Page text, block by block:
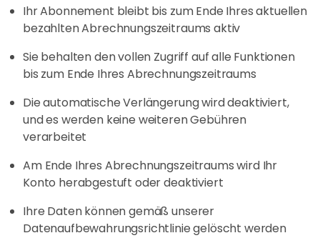
Ihr Abonnement bleibt bis zum Ende Ihres aktuellen
bezahlten Abrechnungszeitraums aktiv
Sie behalten den vollen Zugriff auf alle Funktionen
bis zum Ende Ihres Abrechnungszeitraums
Die automatische Verlängerung wird deaktiviert,
und es werden keine weiteren Gebühren
verarbeitet
Am Ende Ihres Abrechnungszeitraums wird Ihr
Konto herabgestuft oder deaktiviert
Ihre Daten können gemäß unserer
Datenaufbewahrungsrichtlinie gelöscht werden